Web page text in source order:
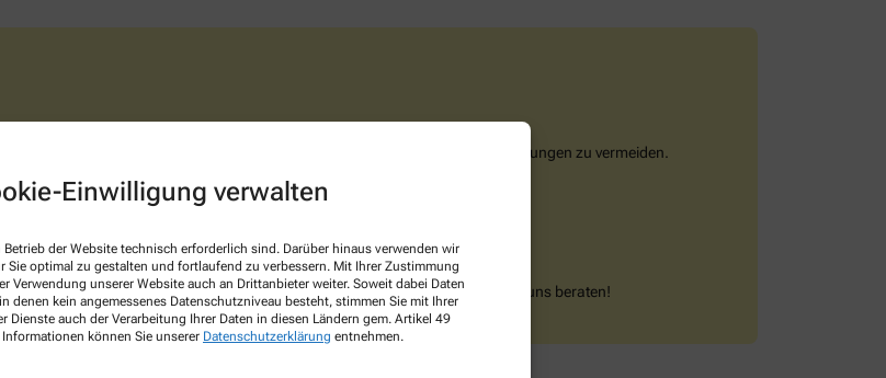
Einwilligung verwalten
der Website technisch erforderlich sind. Darüber hinaus verwenden wir
Sie optimal zu gestalten und fortlaufend zu verbessern. Mit Ihrer Zustimmung
Verwendung unserer Website auch an Drittanbieter weiter. Soweit dabei Daten
denen kein angemessenes Datenschutzniveau besteht, stimmen Sie mit Ihrer
Dienste auch der Verarbeitung Ihrer Daten in diesen Ländern gem. Artikel 49
können Sie unserer Datenschutzerklärung entnehmen.
hilft Ihnen dabei, unerwünschte Wechselwirkungen oder Nebenwirkungen zu vermeiden.
Krankenkassen die Kosten für die Medikationsanalyse. Lassen Sie sich von uns beraten!